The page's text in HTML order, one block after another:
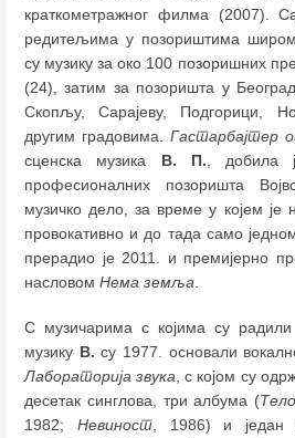
краткометражног филма (2007).
редитељима у позориштима широм
су музику за око 100 позоришних
(24), затим за позоришта у
Скопљу, Сарајеву, Подгорици,
другим градовима. Гастарбајтер
сценска музика В. П. , добила
професионалних позоришта
музичко дело, за време у којем је
провокативно и до тада само
прерадио је 2011. и премијерно
насловом Нема земља
С музичарима с којима су
музику В. су 1977. основали
Лабораторија звука , с којом су
десетак синглова, три албума (Тело
1982; Невиност, 1986) и један